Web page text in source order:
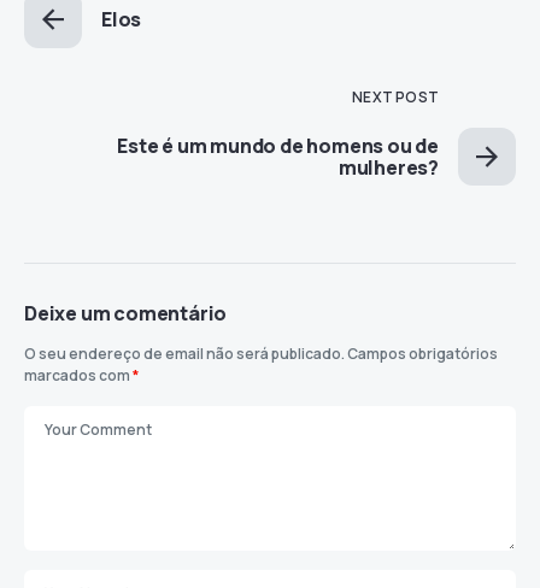
Elos
NEXT POST
Este é um mundo de homens ou de
mulheres?
Deixe um comentário
O seu endereço de email não será publicado.Campos obrigatórios
marcados com*